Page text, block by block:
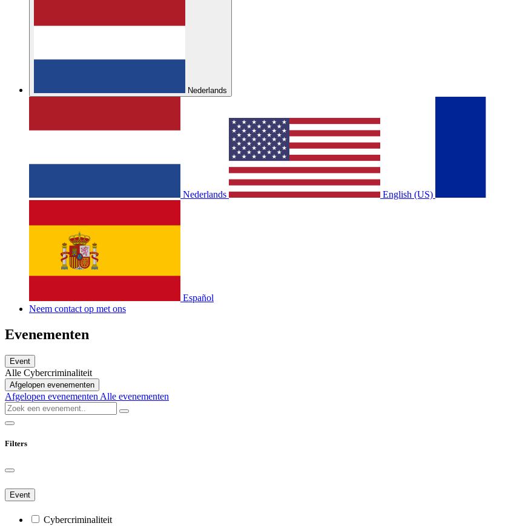
Nederlands
Nederlands English (US)
Español
Neem contact op met ons
Evenementen
Event
Alle Cybercriminaliteit
Afgelopen evenementen
Afgelopen evenementen Alle evenementen
Filters
Event
Cybercriminaliteit